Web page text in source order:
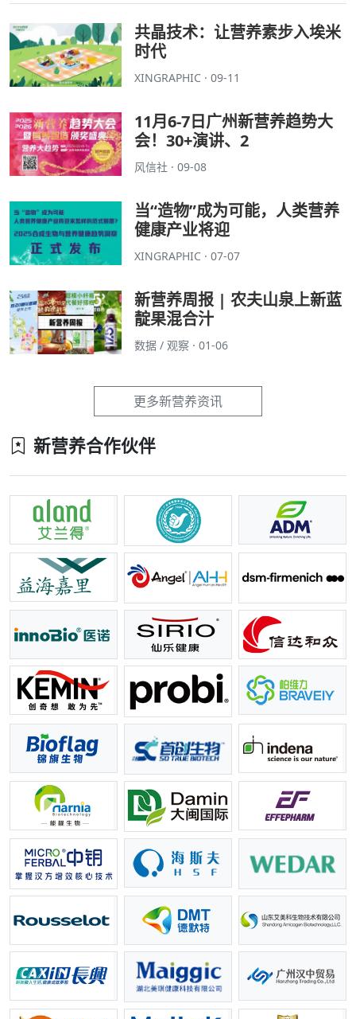
共晶技术：让营养素步入埃米
时代
XINGRAPHIC · 09-11
11月6-7日广州新营养趋势大
会！30+演讲、2
风信社 · 09-08
当“造物”成为可能，人类营养
健康产业将迎
XINGRAPHIC · 07-07
新营养周报 | 农夫山泉上新蓝
靛果混合汁
数据 / 观察 · 01-06
更多新营养资讯
新营养合作伙伴